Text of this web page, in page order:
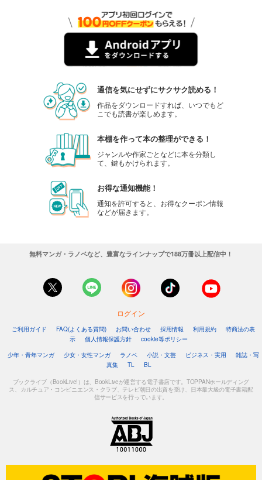
通信を気にせずにサクサク読める！
作品をダウンロードすれば、いつでもど
こでも読書が楽しめます。
本棚を作って本の整理ができる！
ジャンルや作家ごとなどに本を分類し
て、鍵もかけられます。
お得な通知機能！
通知を許可すると、お得なクーポン情報
などが届きます。
無料マンガ・ラノベなど、豊富なラインナップで188万冊以上配信中！
ログイン
ご利用ガイド FAQ(よくある質問) お問い合わせ 採用情報 利用規約
特商法の表
示
個人情報保護方針
cookie等ポリシー
少年・青年マンガ
少女・女性マンガ ラノベ 小説・文芸 ビジネス・実用
雑誌・写
真集
TL BL
ブックライブ（BookLive!）は、BookLiveが運営する電子書店です。TOPPANホールディング
ス、カルチュア・コンビニエンス・クラブ、テレビ朝日の出資を受け、日本最大級の電子書籍配
信サービスを行っています。